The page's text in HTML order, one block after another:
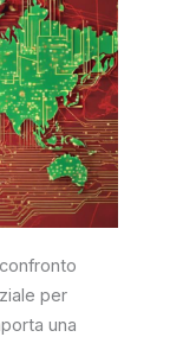
per
una